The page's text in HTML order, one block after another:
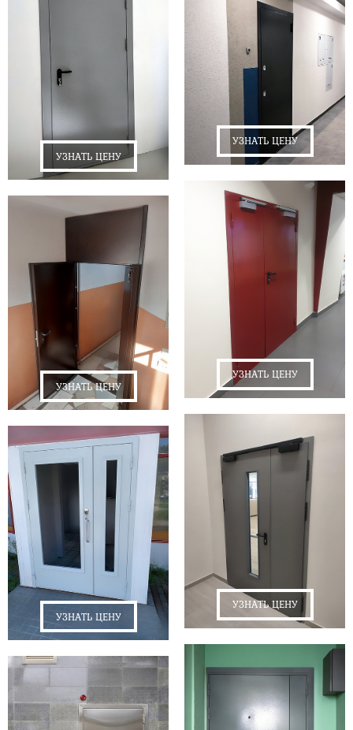
УЗНАТЬ ЦЕНУ
УЗНАТЬ ЦЕНУ
УЗНАТЬ ЦЕНУ
УЗНАТЬ ЦЕНУ
УЗНАТЬ ЦЕНУ
УЗНАТЬ ЦЕНУ